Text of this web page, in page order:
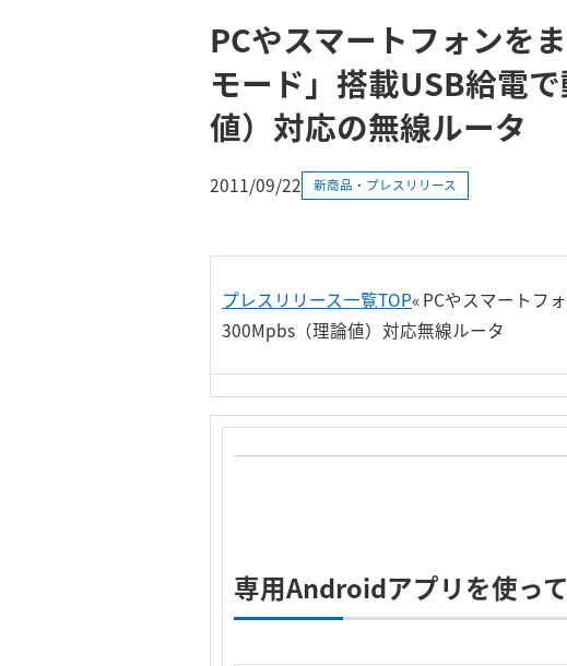
PCやスマートフォンを
モード」搭載USB給電
値）対応の無線ルータ
2011/09/22 新商品・プレスリリース
プレスリリース一覧TOP« PCやスマートフ
300Mpbs（理論値）対応無線ルータ
専用Androidアプリを使っ